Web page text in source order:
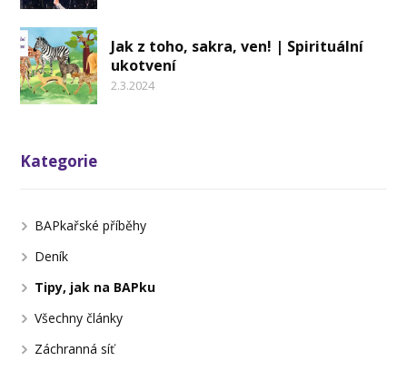
Jak z toho, sakra, ven! | Spirituální
ukotvení
2.3.2024
Kategorie
BAPkařské příběhy
Deník
Tipy, jak na BAPku
Všechny články
Záchranná síť